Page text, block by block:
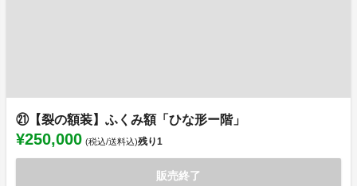
㉑【裂の額装】ふくみ額「ひな形ー階」
¥250,000 (税込/送料込)残り1
販売終了